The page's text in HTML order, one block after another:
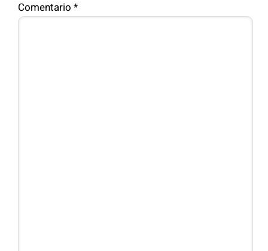
Comentario *